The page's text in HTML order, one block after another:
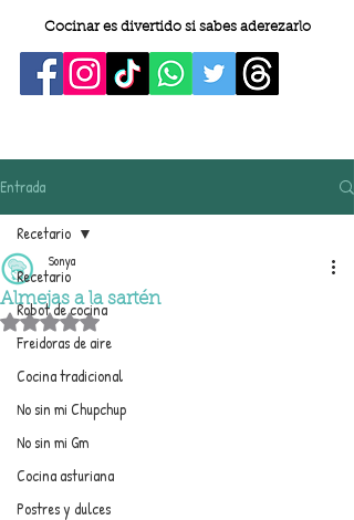
Cocinar es divertido si sabes aderezarlo
Entrada
Recetario
Robot de cocina
Freidoras de aire
Cocina tradicional
No sin mi Chupchup
No sin mi Gm
Cocina asturiana
Postres y dulces
Recetario
Almejas a la sartén
Sonya
Obtuvo NaN de 5 estrellas.